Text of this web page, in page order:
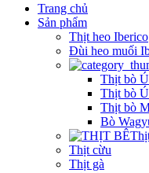
Trang chủ
Sản phẩm
Thịt heo Iberico
Đùi heo muối
Thịt bò
Thịt bò
Thịt bò
Bò
Thịt cừu
Thịt gà